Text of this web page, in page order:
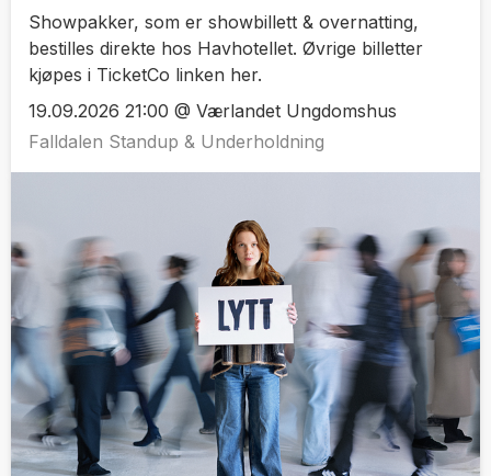
Showpakker, som er showbillett & overnatting,
bestilles direkte hos Havhotellet. Øvrige billetter
kjøpes i TicketCo linken her.
19.09.2026 21:00 @ Værlandet Ungdomshus
Falldalen Standup & Underholdning